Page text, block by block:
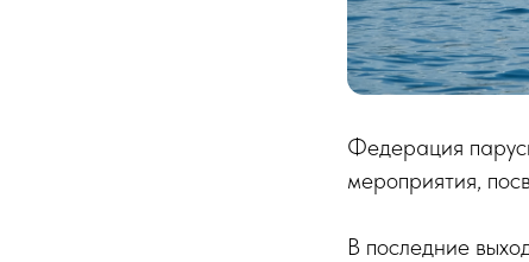
Федерация
мероприятия,
В последние